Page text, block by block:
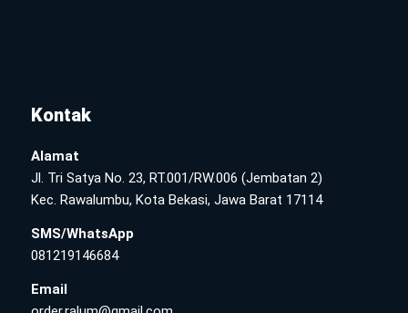
Kontak
Alamat
Jl. Tri Satya No. 23, RT.001/RW.006 (Jembatan 2)
Kec. Rawalumbu, Kota Bekasi, Jawa Barat 17114
SMS/WhatsApp
081219146684
Email